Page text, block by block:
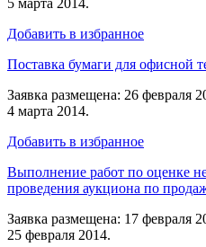
Добавить в избранное
Поставка бумаги для офисной
Заявка размещена: 26 февраля
4 марта 2014.
Добавить в избранное
Выполнение работ по оценке
проведения аукциона по
Заявка размещена: 17 февраля
25 февраля 2014.